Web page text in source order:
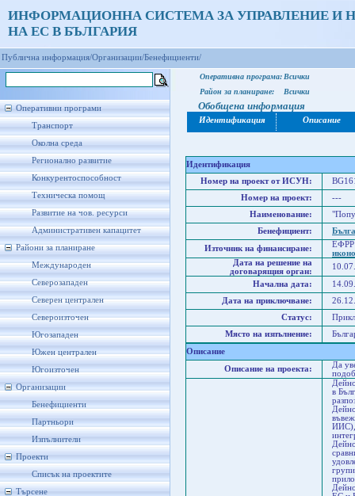
ИНФОРМАЦИОННА СИСТЕМА ЗА УПРАВЛЕНИЕ И
НА ЕС В БЪЛГАРИЯ
Публична информация/Организации/Бенефициенти/
Оперативни програми
Транспорт
Околна среда
Регионално развитие
Конкурентоспособност
Техническа помощ
Развитие на чов. ресурси
Административен капацитет
Райони за планиране
Международен
Северозападен
Северен централен
Североизточен
Югозападен
Южен централен
Югоизточен
Организации
Бенефициенти
Партньори
Изпълнители
Проекти
Списък на проектите
Търсене
Оперативна програма: Всички
Район за планиране:
Всички
Обобщена информация
Идентификация Описание
Идентификация
Номер на проект от ИСУН:
Номер на проект:
---
Наименование:
Бенефициент:
Източник на финансиране:
Дата на решение на
договарящия орган:
Начална дата:
Дата на приключване:
Статус:
Място на изпълнение:
Описание
Описание на проекта:
Да
в
ИИС),